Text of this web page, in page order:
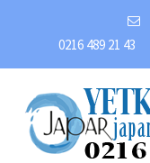
0216 489 21 43